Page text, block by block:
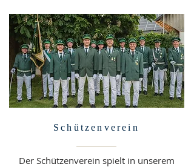
Schützenverein
Der Schützenverein spielt in unserem